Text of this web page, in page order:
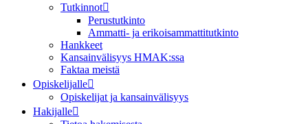
Tutkinnot
Perustutkinto
Ammatti- ja erikoisammattitutkinto
Hankkeet
Kansainvälisyys HMAK:ssa
Faktaa meistä
Opiskelijalle
Opiskelijat ja kansainvälisyys
Hakijalle